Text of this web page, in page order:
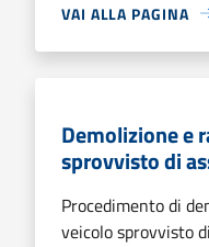
VAI ALLA PAGINA
Demolizione e
sprovvisto di
Procedimento di
veicolo sprovvisto